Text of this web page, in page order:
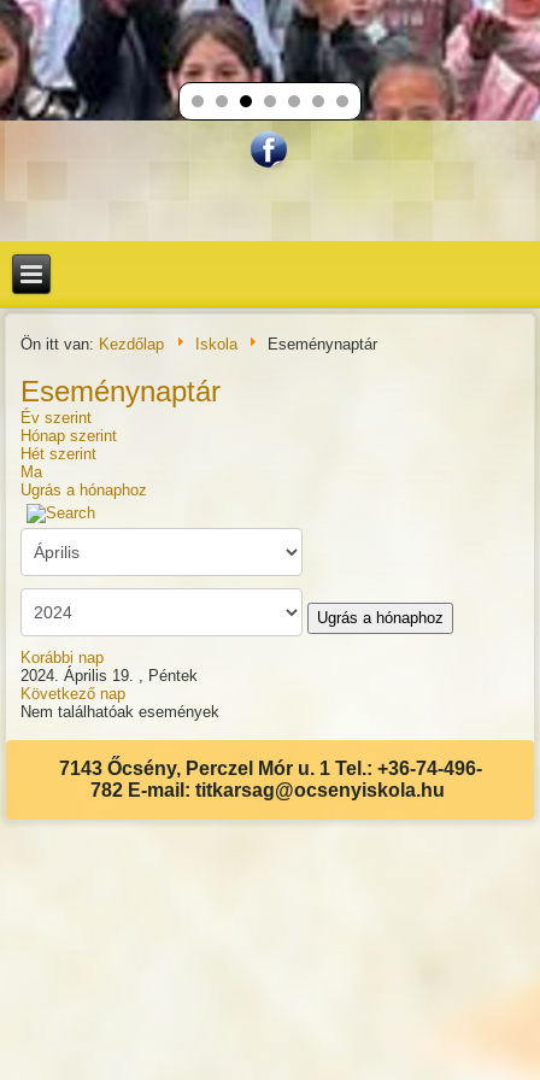
Ön itt van: Kezdőlap Iskola Eseménynaptár
Eseménynaptár
Év szerint
Hónap szerint
Hét szerint
Ma
Ugrás a hónaphoz
Ugrás a hónaphoz
Korábbi nap
2024. Április 19. , Péntek
Következő nap
Nem találhatóak események
7143 Őcsény, Perczel Mór u. 1 Tel.: +36-74-496-
782 E-mail: titkarsag@ocsenyiskola.hu